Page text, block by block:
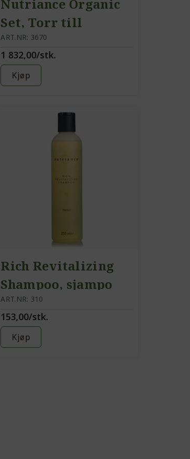
Nutriance Organic
Set, Torr till
Normal hy
ART.NR: 3670
1 832,00/stk.
Kjøp
Rich Revitalizing
Shampoo, sjampo
ART.NR: 310
153,00/stk.
Kjøp